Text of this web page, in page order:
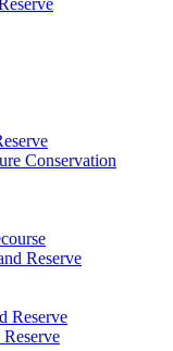
Conservation
Reserve
Reserve